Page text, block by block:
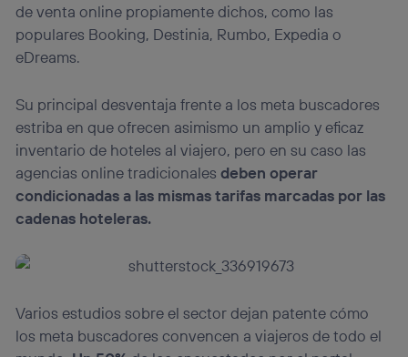
de venta online propiamente dichos, como las
populares Booking, Destinia, Rumbo, Expedia o
eDreams.
Su principal desventaja frente a los meta buscadores
estriba en que ofrecen asimismo un amplio y eficaz
inventario de hoteles al viajero, pero en su caso las
agencias online tradicionalesdeben operar
condicionadas a las mismas tarifas marcadas por las
cadenas hoteleras.
Varios estudios sobre el sector dejan patente cómo
los meta buscadores convencen a viajeros de todo el